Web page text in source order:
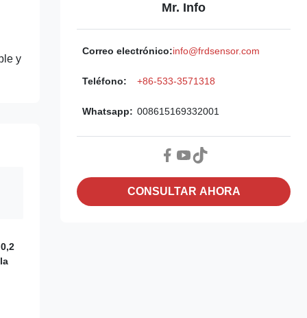
y
Mr. Info
Correo electrónico:info@frdsensor.com
Teléfono: +86-533-3571318
Whatsapp: 008615169332001
CONSULTAR AHORA